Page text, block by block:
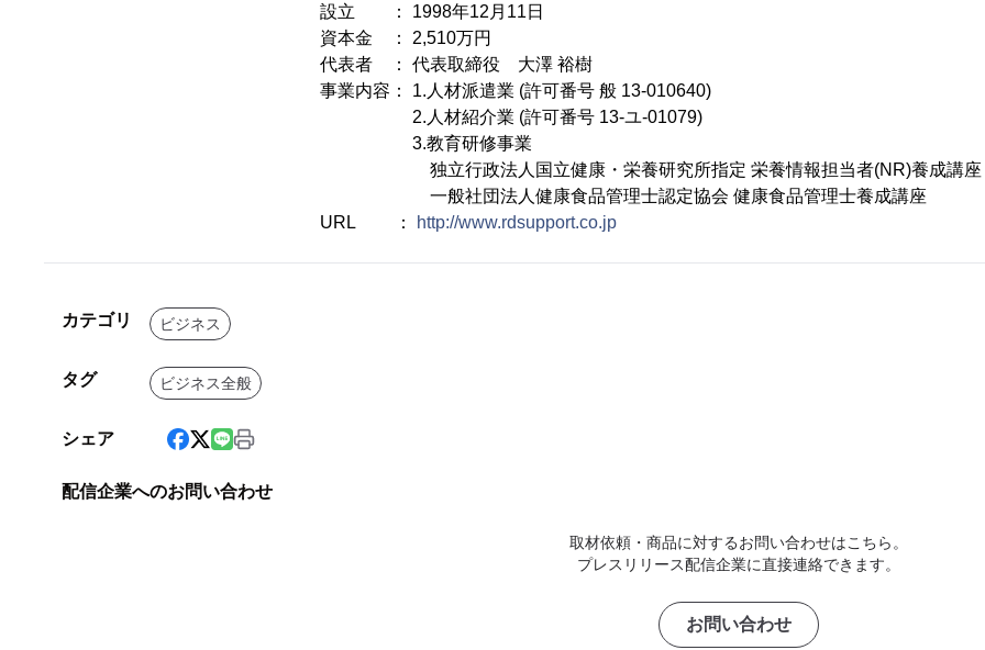
設立 ： 1998年12月11日
資本金 ： 2,510万円
代表者 ： 代表取締役 大澤 裕樹
事業内容： 1.人材派遣業 (許可番号 般 13-010640)
2.人材紹介業 (許可番号 13-ユ-01079)
3.教育研修事業
独立行政法人国立健康・栄養研究所指定 栄養情報担当者(NR)養成講座
一般社団法人健康食品管理士認定協会 健康食品管理士養成講座
URL ：
http://www.rdsupport.co.jp
カテゴリ ビジネス
タグ ビジネス全般
シェア
配信企業へのお問い合わせ
取材依頼・商品に対するお問い合わせはこちら。
プレスリリース配信企業に直接連絡できます。
お問い合わせ